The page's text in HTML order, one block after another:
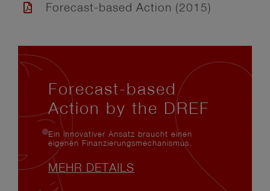
Forecast-based Action (2015)
Forecast-based
Action by the DREF
Ein innovativer Ansatz braucht einen
eigenen Finanzierungsmechanismus.
MEHR DETAILS